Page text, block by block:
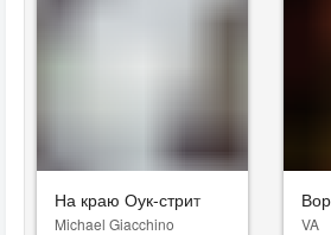
На краю Оук-стрит
Michael Giacchino VA